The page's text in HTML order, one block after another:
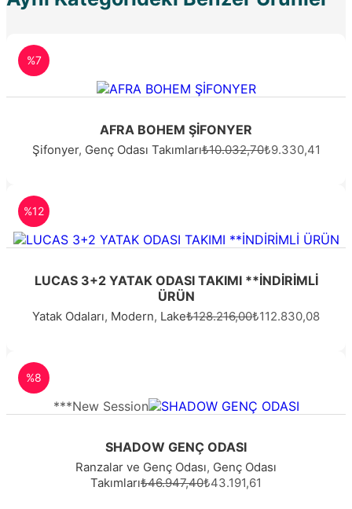
%7
AFRA BOHEM ŞİFONYER
Şifonyer, Genç Odası Takımları₺10.032,70₺9.330,41
%12
LUCAS 3+2 YATAK ODASI TAKIMI **İNDİRİMLİ
ÜRÜN
Yatak Odaları, Modern, Lake₺128.216,00₺112.830,08
%8
***New Session
SHADOW GENÇ ODASI
Ranzalar ve Genç Odası, Genç Odası
Takımları₺46.947,40₺43.191,61